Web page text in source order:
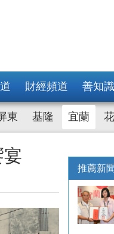
財經頻道 善知識
東 基隆 宜蘭
推薦新聞